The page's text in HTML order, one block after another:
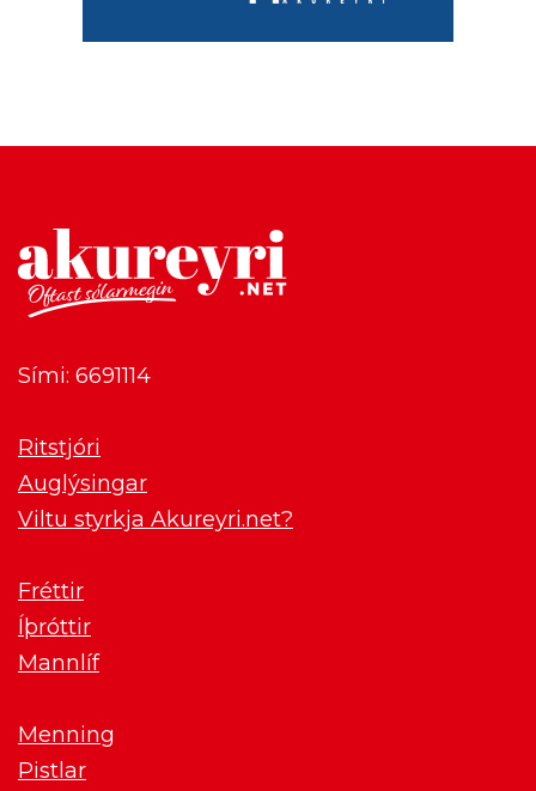
Sími: 6691114
Ritstjóri
Auglýsingar
Viltu styrkja Akureyri.net?
Fréttir
Íþróttir
Mannlíf
Menning
Pistlar